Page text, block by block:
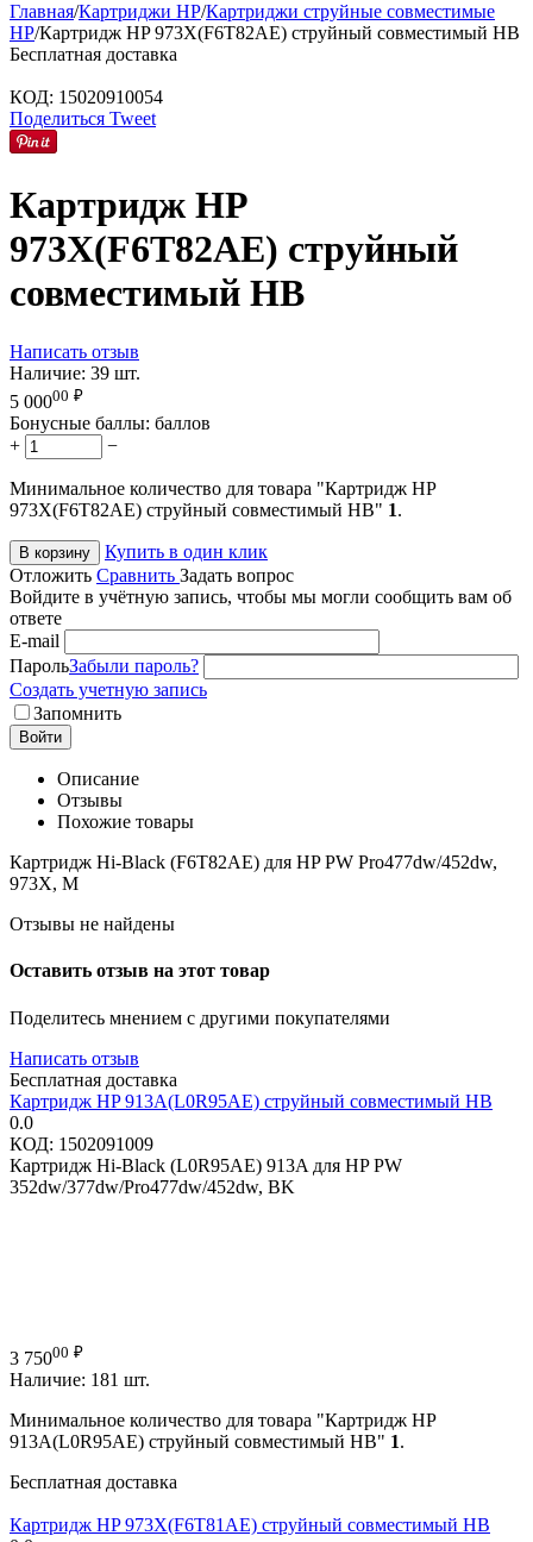
Главная/Картриджи HP/Картриджи струйные совместимые
HP/Картридж HP 973X(F6T82AE) струйный совместимый HB
Бесплатная доставка
КОД: 15020910054
Поделиться Tweet
Картридж HP
973X(F6T82AE) струйный
совместимый HB
Написать отзыв
Наличие: 39 шт.
5 00000 ₽
Бонусные баллы: баллов
+
−
Минимальное количество для товара "Картридж HP
973X(F6T82AE) струйный совместимый HB" 1.
В корзину
Купить в один клик
Отложить Сравнить Задать вопрос
Войдите в учётную запись, чтобы мы могли сообщить вам об
ответе
E-mail
ПарольЗабыли пароль?
Создать учетную запись
Запомнить
Войти
Описание
Отзывы
Похожие товары
Картридж Hi-Black (F6T82AE) для HP PW Pro477dw/452dw,
973X, M
Отзывы не найдены
Оставить отзыв на этот товар
Поделитесь мнением с другими покупателями
Написать отзыв
Бесплатная доставка
Картридж HP 913А(L0R95AE) струйный совместимый HB
0.0
КОД: 1502091009
Картридж Hi-Black (L0R95AE) 913A для HP PW
352dw/377dw/Pro477dw/452dw, BK
3 75000 ₽
Наличие: 181 шт.
Минимальное количество для товара "Картридж HP
913А(L0R95AE) струйный совместимый HB" 1.
Бесплатная доставка
Картридж HP 973X(F6T81AE) струйный совместимый HB